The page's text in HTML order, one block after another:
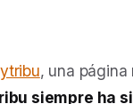
, una
siempre ha